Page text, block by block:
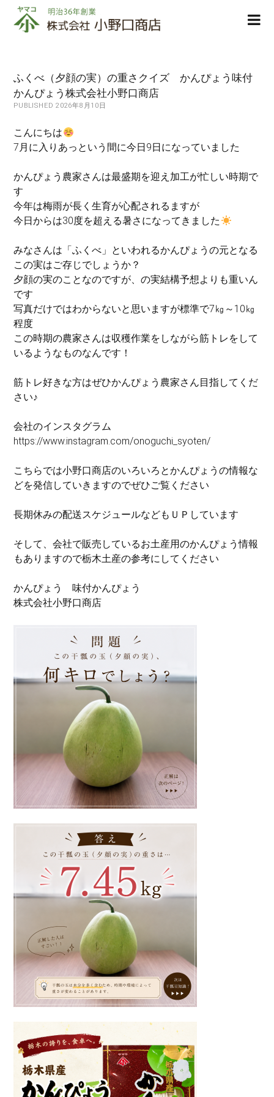
株
式
小
野
口
店
ふくべ（夕顔の実）の重さクイズ かんぴょう味付
かんぴょう株式会社小野口商店
PUBLISHED 2026年8月10日
こんにちは
7月に入りあっという間に今日9日になっていました
かんぴょう農家さんは最盛期を迎え加工が忙しい時期で
す
今年は梅雨が長く生育が心配されるますが
今日からは30度を超える暑さになってきました
みなさんは「ふくべ」といわれるかんぴょうの元となる
この実はご存じでしょうか？
夕顔の実のことなのですが、の実結構予想よりも重いん
です
写真だけではわからないと思いますが標準で7㎏～10㎏
程度
この時期の農家さんは収穫作業をしながら筋トレをして
いるようなものなんです！
筋トレ好きな方はぜひかんぴょう農家さん目指してくだ
さい♪
会社のインスタグラム
https://www.instagram.com/onoguchi_syoten/
こちらでは小野口商店のいろいろとかんぴょうの情報な
どを発信していきますのでぜひご覧ください
長期休みの配送スケジュールなどもＵＰしています
そして、会社で販売しているお土産用のかんぴょう情報
もありますので栃木土産の参考にしてください
かんぴょう 味付かんぴょう
株式会社小野口商店